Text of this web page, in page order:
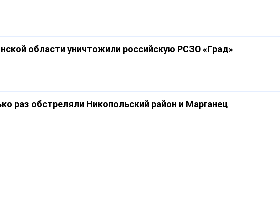
области уничтожили российскую РСЗО «Град»
раз обстреляли Никопольский район и Марганец